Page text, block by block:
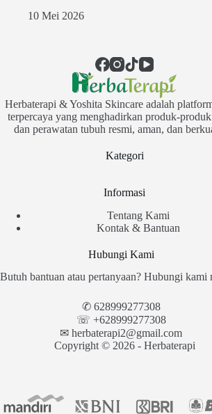
10 Mei 2026
Herbaterapi & Yoshita Skincare adalah
terpercaya yang menghadirkan produk-
dan perawatan tubuh resmi, aman, dan
Kategori
Informasi
Tentang Kami
Kontak & Bantuan
Hubungi Kami
Butuh bantuan atau pertanyaan? Hubungi kami
✆ 628999277308
☏ +628999277308
✉︎ herbaterapi2@gmail.com
Copyright © 2026 - Herbaterapi